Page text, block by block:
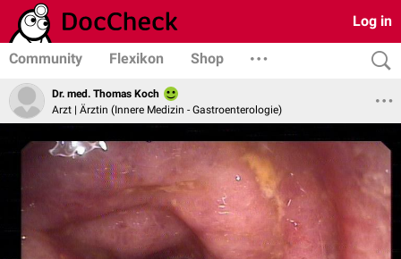
Log in
Community Flexikon Shop
Dr. med. Thomas Koch
Arzt | Ärztin (Innere Medizin - Gastroenterologie)